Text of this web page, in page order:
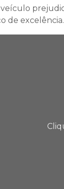
de excelência.